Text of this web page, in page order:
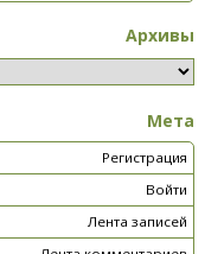
Архивы
Мета
Регистрация
Войти
Лента записей